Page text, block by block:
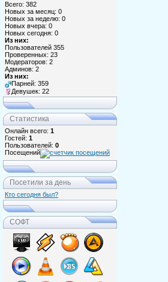
Всего: 382
Новых за месяц: 0
Новых за неделю: 0
Новых вчера: 0
Новых сегодня: 0
Из них:
Пользователей 355
Проверенных: 23
Модераторов: 2
Админов: 2
Из них:
Парней: 359
Девушек: 22
Статистика
Онлайн всего: 1
Гостей: 1
Пользователей: 0
Посещений
Посетили за день
Кто сегодня был?
СОФТ